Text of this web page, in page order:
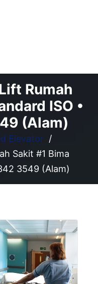
Rumah
ISO •
(Alam)
Elevator /
Sakit #1 Bima
3549 (Alam)